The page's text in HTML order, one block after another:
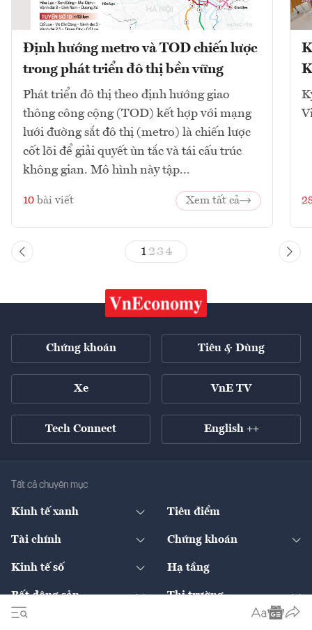
Định hướng metro và TOD chiến lược
trong phát triển đô thị bền vững
Phát triển đô thị theo định hướng giao
thông công cộng (TOD) kết hợp với mạng
lưới đường sắt đô thị (metro) là chiến lược
cốt lõi để giải quyết ùn tắc và tái cấu trúc
không gian. Mô hình này tập...
10 bài viết Xem tất cả
1 23 4
Chứng khoán Tiêu & Dùng
Xe VnE TV
Tech Connect English ++
Tất cả chuyên mục
Kinh tế xanh Tiêu điểm
Tài chính
Ngân hàng
Thuế
Chứng khoán
Doanh nghiệp niêm yết
Kinh tế số
Sản phẩm - Thị trường
Tài sản số
Hạ tầng
Bất động sản
Chính sách
Thị trường